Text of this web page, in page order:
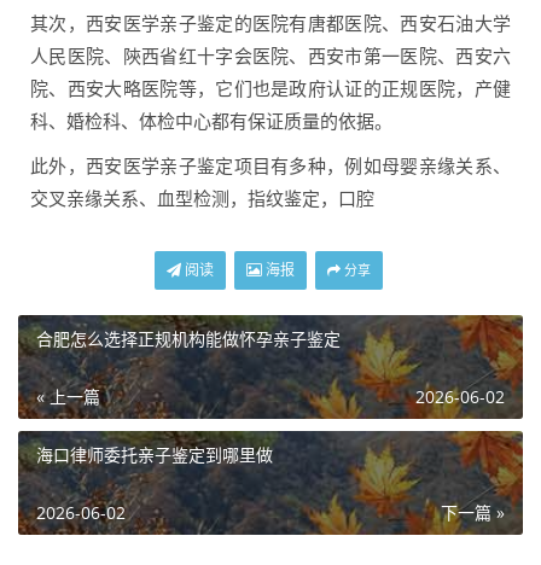
其次，西安医学亲子鉴定的医院有唐都医院、西安石油大学
人民医院、陝西省红十字会医院、西安市第一医院、西安六
院、西安大略医院等，它们也是政府认证的正规医院，产健
科、婚检科、体检中心都有保证质量的依据。
此外，西安医学亲子鉴定项目有多种，例如母婴亲缘关系、
交叉亲缘关系、血型检测，指纹鉴定，口腔
阅读 海报 分享
合肥怎么选择正规机构能做怀孕亲子鉴定
« 上一篇 2026-06-02
海口律师委托亲子鉴定到哪里做
下一篇 »
2026-06-02